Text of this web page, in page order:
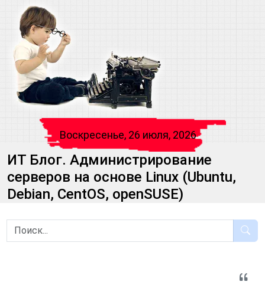
Воскресенье, 26 июля, 2026
ИТ Блог. Администрирование
серверов на основе Linux (Ubuntu,
Debian, CentOS, openSUSE)